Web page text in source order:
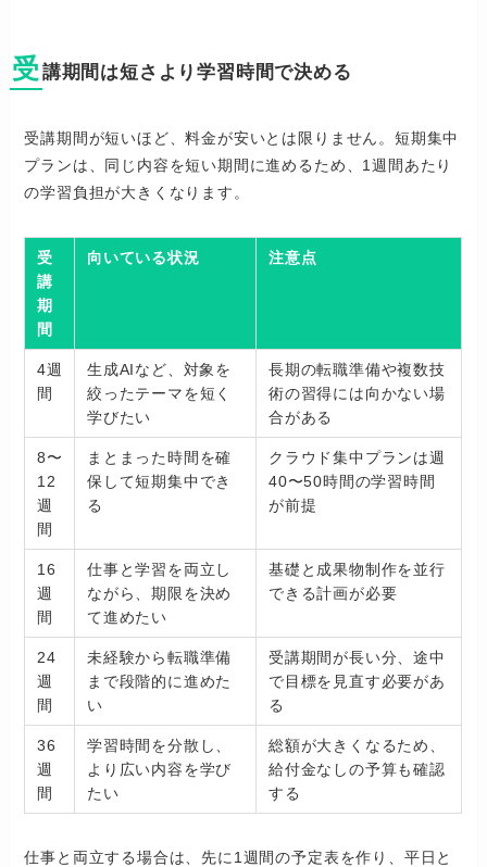
受 講期間は短さより学習時間で決める
受講期間が短いほど、料金が安いとは限りません。短期集中
プランは、同じ内容を短い期間に進めるため、1週間あたり
の学習負担が大きくなります。
受
講
期
間
向いている状況 注意点
4週
間
生成AIなど、対象を
絞ったテーマを短く
学びたい
長期の転職準備や複数技
術の習得には向かない場
合がある
8〜
12
週
間
まとまった時間を確
保して短期集中でき
る
クラウド集中プランは週
40〜50時間の学習時間
が前提
16
週
間
仕事と学習を両立し
ながら、期限を決め
て進めたい
基礎と成果物制作を並行
できる計画が必要
24
週
間
未経験から転職準備
まで段階的に進めた
い
受講期間が長い分、途中
で目標を見直す必要があ
る
36
週
間
学習時間を分散し、
より広い内容を学び
たい
総額が大きくなるため、
給付金なしの予算も確認
する
仕事と両立する場合は、先に1週間の予定表を作り、平日と